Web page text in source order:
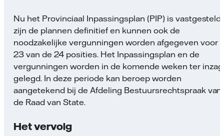
Nu het Provinciaal Inpassingsplan (PIP) is vastgesteld,
zijn de plannen definitief en kunnen ook de
noodzakelijke vergunningen worden afgegeven voor
23 van de 24 posities. Het Inpassingsplan en de
vergunningen worden in de komende weken ter
gelegd. In deze periode kan beroep worden
aangetekend bij de Afdeling Bestuursrechtspraak van
de Raad van State.
Het vervolg